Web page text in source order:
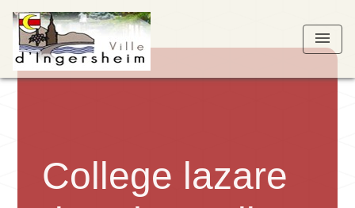
menu
College lazare